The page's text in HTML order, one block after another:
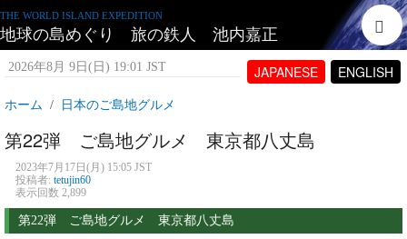
THE WORLD ISLAND EXPEDITION
地球の島めぐり 旅の鉄人 池内嘉正
JAPANESE ENGLISH
2026年8月 9日(日) 19:01 JST
ホーム 日本のご島地グルメ
第22弾 ご島地グルメ 東京都八丈島
2023年7月17日(月) 15:05 JST
投稿者: tetujin60
表示回数 2,899
第22弾 ご島地グルメ 東京都八丈島